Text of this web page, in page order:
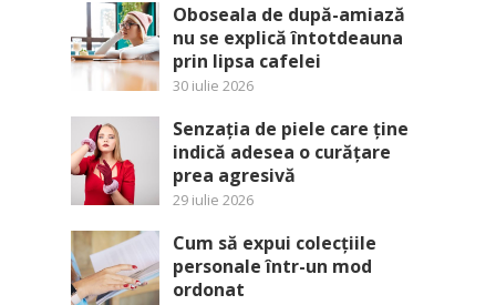
Oboseala de după-amiază
nu se explică întotdeauna
prin lipsa cafelei
30 iulie 2026
Senzația de piele care ține
indică adesea o curățare
prea agresivă
29 iulie 2026
Cum să expui colecțiile
personale într-un mod
ordonat